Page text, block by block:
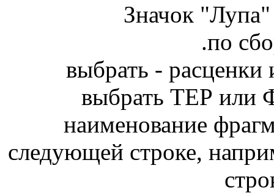
Значок
.по
выбрать -
выбрать ТЕР
наименование
следующей строке,